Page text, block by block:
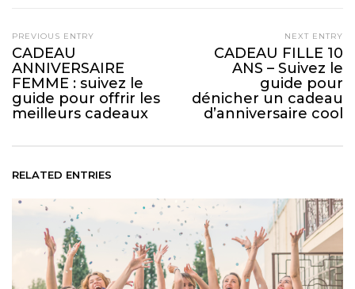
PREVIOUS ENTRY
CADEAU
ANNIVERSAIRE
FEMME : suivez le
guide pour offrir les
meilleurs cadeaux
NEXT ENTRY
CADEAU FILLE 10
ANS – Suivez le
guide pour
dénicher un cadeau
d’anniversaire cool
RELATED ENTRIES